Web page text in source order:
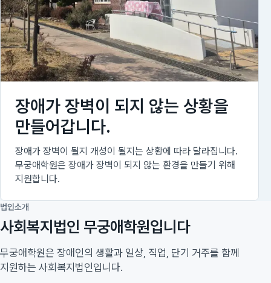
장애가 장벽이 되지 않는 상황을
만들어갑니다.
장애가 장벽이 될지 개성이 될지는 상황에 따라 달라집니다.
무궁애학원은 장애가 장벽이 되지 않는 환경을 만들기 위해
지원합니다.
법인소개
사회복지법인 무궁애학원입니다
무궁애학원은 장애인의 생활과 일상, 직업, 단기 거주를 함께
지원하는 사회복지법인입니다.